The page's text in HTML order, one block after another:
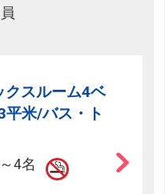
クスルーム4ベ
平米/バス・ト
4名